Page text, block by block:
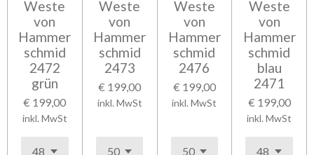
Weste
von
Hammer
schmid
2472
grün
€ 199,00
inkl. MwSt
Weste
von
Hammer
schmid
2473
€ 199,00
inkl. MwSt
Weste
von
Hammer
schmid
2476
€ 199,00
inkl. MwSt
Weste
von
Hammer
schmid
blau
2471
€ 199,00
inkl. MwSt